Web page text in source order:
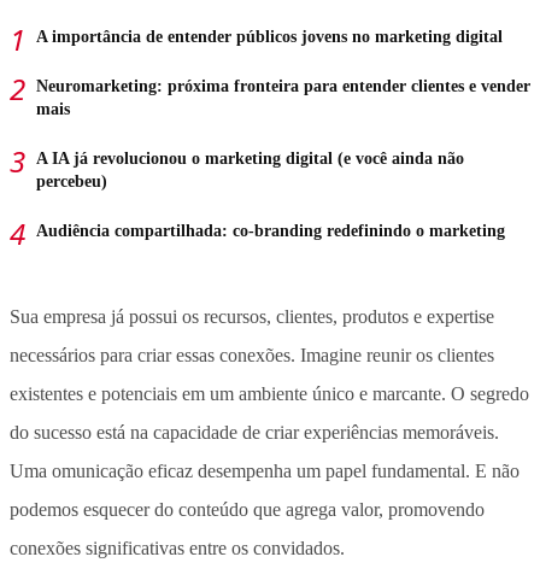
A importância de entender públicos jovens no marketing digital
Neuromarketing: próxima fronteira para entender clientes e vender
mais
A IA já revolucionou o marketing digital (e você ainda não
percebeu)
Audiência compartilhada: co-branding redefinindo o marketing
Sua empresa já possui os recursos, clientes, produtos e expertise
necessários para criar essas conexões. Imagine reunir os clientes
existentes e potenciais em um ambiente único e marcante. O segredo
do sucesso está na capacidade de criar experiências memoráveis.
Uma omunicação eficaz desempenha um papel fundamental. E não
podemos esquecer do conteúdo que agrega valor, promovendo
conexões significativas entre os convidados.